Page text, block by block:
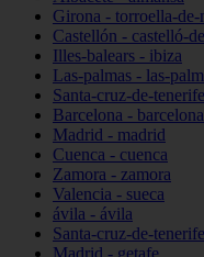
Girona - torroella-
Castellón - castelló-
Illes-balears - ibiza
Las-palmas - las-
Santa-cruz-de-
Barcelona - barcelona
Madrid - madrid
Cuenca - cuenca
Zamora - zamora
Valencia - sueca
ávila - ávila
Santa-cruz-de-
Madrid - getafe